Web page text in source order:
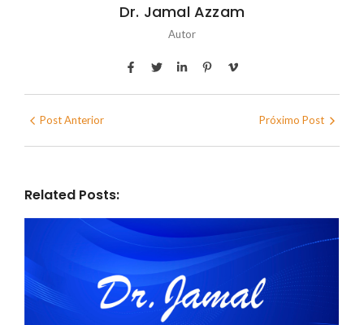
Dr. Jamal Azzam
Autor
Post Anterior Próximo Post
Related Posts: